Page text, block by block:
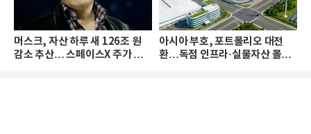
머스크, 자산 하루 새 126조 원
감소 추산… 스페이스X 주가 하
아시아 부호, 포트폴리오 대전
환…독점 인프라·실물자산 몰린